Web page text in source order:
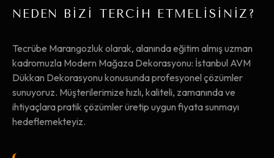
NEDEN BİZİ TERCİH ETMELİSİNİZ?
Tecrübe Marangozluk olarak, alanında eğitim almış uzman
kadromuzla Modern Mağaza Dekorasyonu: İstanbul AVM
Dükkan Dekorasyonu konusunda profesyonel çözümler
sunuyoruz. Müşterilerimize hızlı, kaliteli, zamanında ve
ihtiyaçlara pratik çözümler üretip uygun fiyata sunmayı
hedeflemekteyiz.